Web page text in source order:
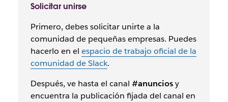
Solicitar unirse
Primero, debes solicitar unirte a la
comunidad de pequeñas empresas. Puedes
hacerlo en el espacio de trabajo oficial de la
comunidad de Slack.
Después, ve hasta el canal #anunciosy
encuentra la publicación fijada del canal en